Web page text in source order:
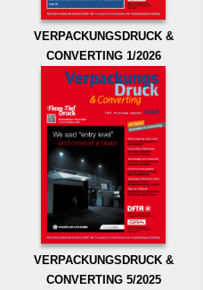
VERPACKUNGSDRUCK &
CONVERTING 1/2026
VERPACKUNGSDRUCK &
CONVERTING 5/2025